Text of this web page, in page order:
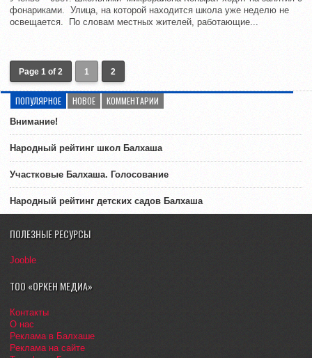
фонариками. Улица, на которой находится школа уже неделю не
освещается. По словам местных жителей, работающие...
Page 1 of 2 1 2
ПОПУЛЯРНОЕ НОВОЕ КОММЕНТАРИИ
Внимание!
Народный рейтинг школ Балхаша
Участковые Балхаша. Голосование
Народный рейтинг детских садов Балхаша
ПОЛЕЗНЫЕ РЕСУРСЫ
Jooble
ТОО «ОРКЕН МЕДИА»
Контакты
О нас
Реклама в Балхаше
Реклама на сайте